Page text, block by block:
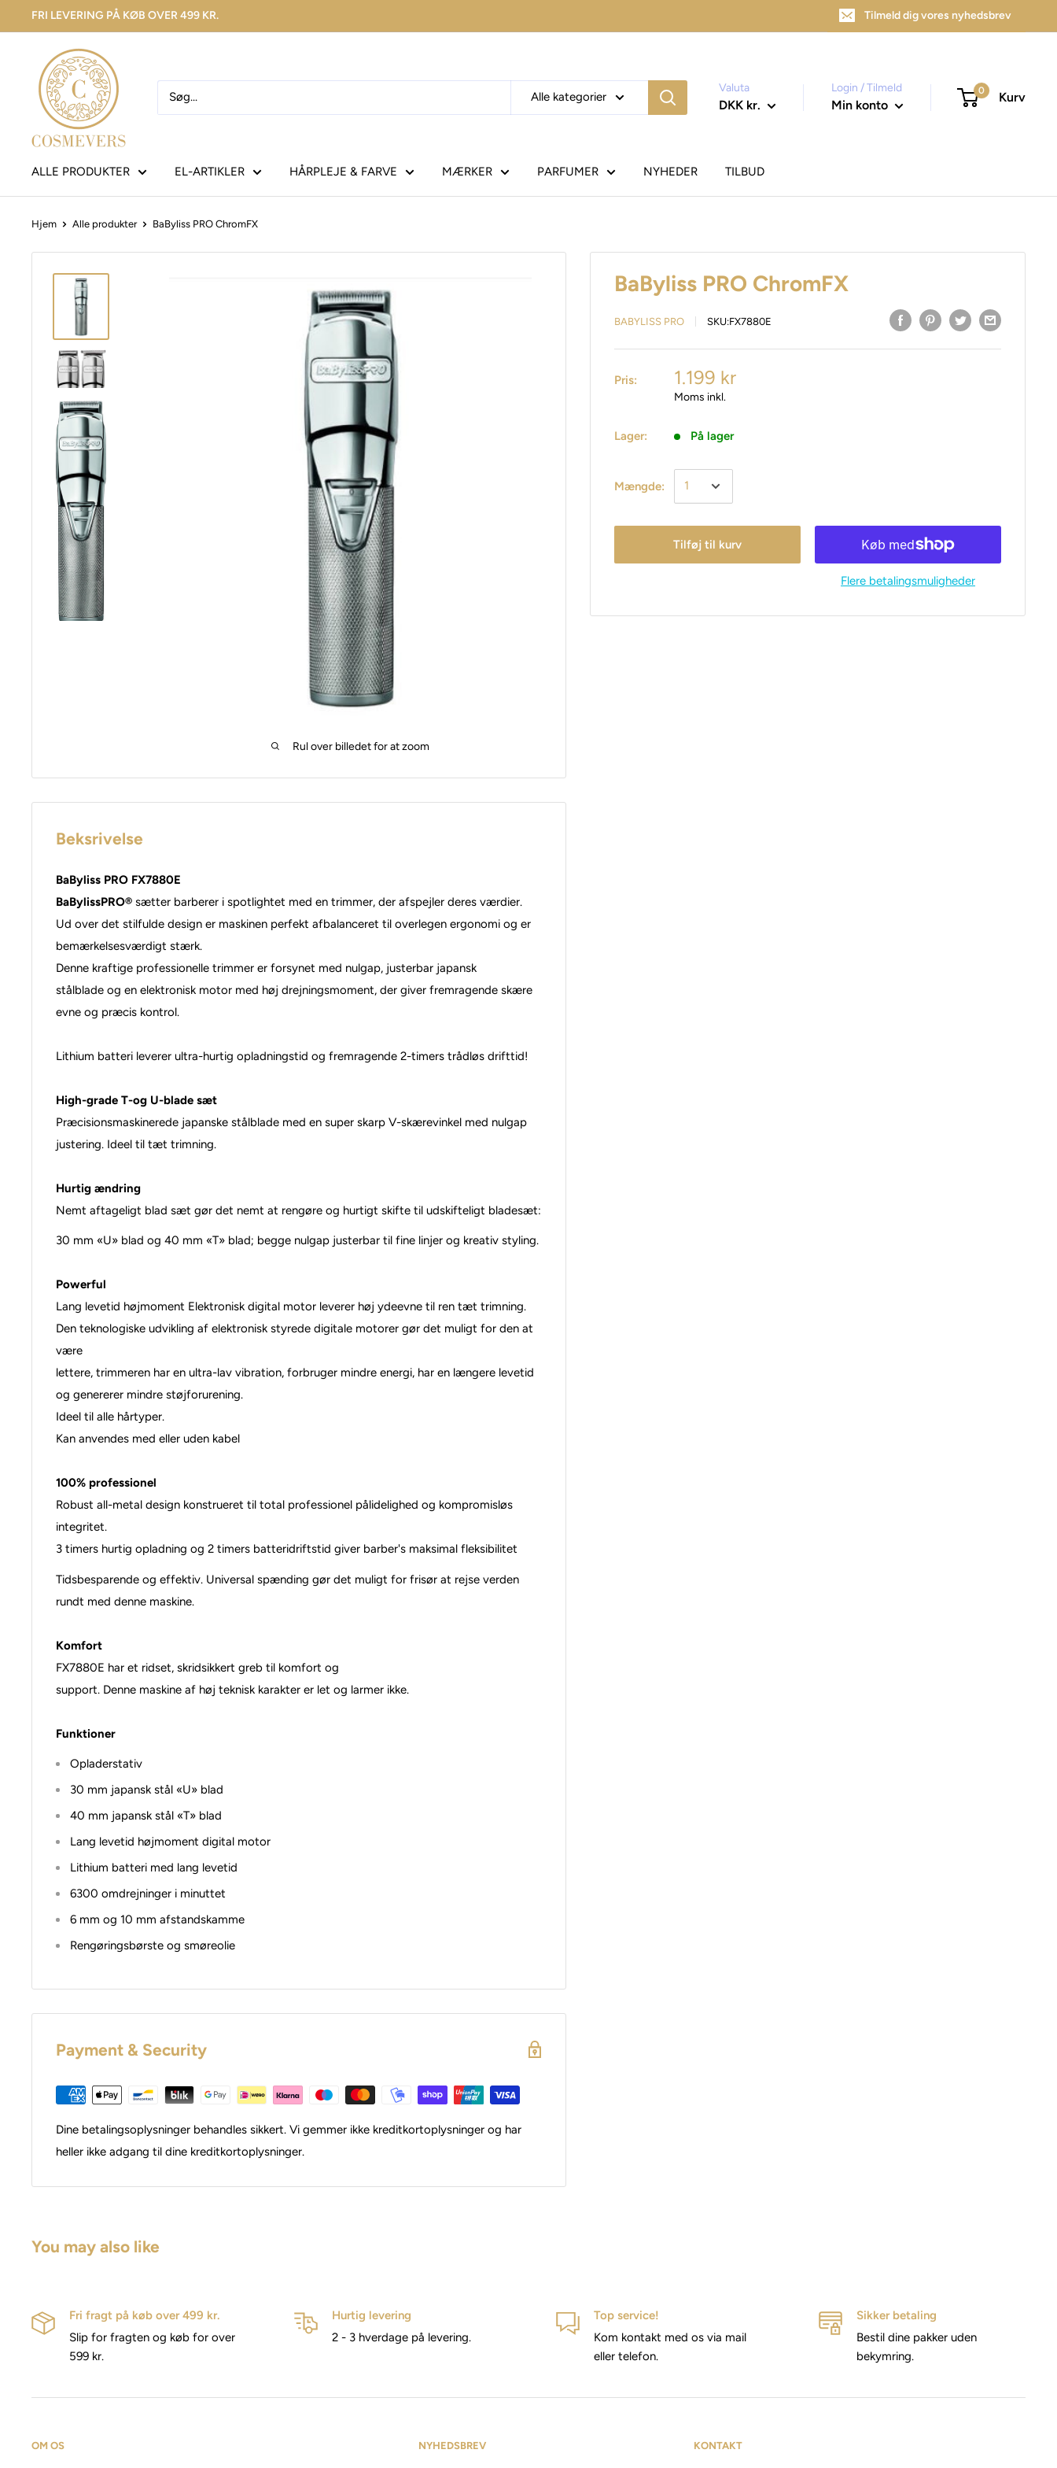
FRI LEVERING PÅ KØB OVER 499 KR. Tilmeld dig vores nyhedsbrev
Alle kategorier
Valuta
DKK kr.
Login / Tilmeld
Min konto
0 Kurv
ALLE PRODUKTER EL-ARTIKLER HÅRPLEJE & FARVE MÆRKER PARFUMER NYHEDER TILBUD
Hjem Alle produkter BaByliss PRO ChromFX
Rul over billedet for at zoom
BaByliss PRO ChromFX
BABYLISS PRO SKU:FX7880E
Pris: 1.199 kr
Moms inkl.
Lager: På lager
Mængde:
Tilføj til kurv
Flere betalingsmuligheder
Beksrivelse
BaByliss PRO FX7880E
BaBylissPRO® sætter barberer i spotlightet med en trimmer, der afspejler deres værdier.
Ud over det stilfulde design er maskinen perfekt afbalanceret til overlegen ergonomi og er
bemærkelsesværdigt stærk.
Denne kraftige professionelle trimmer er forsynet med nulgap, justerbar japansk
stålblade og en elektronisk motor med høj drejningsmoment, der giver fremragende skære
evne og præcis kontrol.
Lithium batteri leverer ultra-hurtig opladningstid og fremragende 2-timers trådløs drifttid!
High-grade T-og U-blade sæt
Præcisionsmaskinerede japanske stålblade med en super skarp V-skærevinkel med nulgap
justering. Ideel til tæt trimning.
Hurtig ændring
Nemt aftageligt blad sæt gør det nemt at rengøre og hurtigt skifte til udskifteligt bladesæt:
30 mm «U» blad og 40 mm «T» blad; begge nulgap justerbar til fine linjer og kreativ styling.
Powerful
Lang levetid højmoment Elektronisk digital motor leverer høj ydeevne til ren tæt trimning.
Den teknologiske udvikling af elektronisk styrede digitale motorer gør det muligt for den at
være
lettere, trimmeren har en ultra-lav vibration, forbruger mindre energi, har en længere levetid
og genererer mindre støjforurening.
Ideel til alle hårtyper.
Kan anvendes med eller uden kabel
100% professionel
Robust all-metal design konstrueret til total professionel pålidelighed og kompromisløs
integritet.
3 timers hurtig opladning og 2 timers batteridriftstid giver barber's maksimal fleksibilitet
Tidsbesparende og effektiv. Universal spænding gør det muligt for frisør at rejse verden
rundt med denne maskine.
Komfort
FX7880E har et ridset, skridsikkert greb til komfort og
support. Denne maskine af høj teknisk karakter er let og larmer ikke.
Funktioner
Opladerstativ
30 mm japansk stål «U» blad
40 mm japansk stål «T» blad
Lang levetid højmoment digital motor
Lithium batteri med lang levetid
6300 omdrejninger i minuttet
6 mm og 10 mm afstandskamme
Rengøringsbørste og smøreolie
Payment & Security
Dine betalingsoplysninger behandles sikkert. Vi gemmer ikke kreditkortoplysninger og har
heller ikke adgang til dine kreditkortoplysninger.
You may also like
Fri fragt på køb over 499 kr.
Slip for fragten og køb for over
599 kr.
Hurtig levering
2 - 3 hverdage på levering.
Top service!
Kom kontakt med os via mail
eller telefon.
Sikker betaling
Bestil dine pakker uden
bekymring.
OM OS NYHEDSBREV KONTAKT